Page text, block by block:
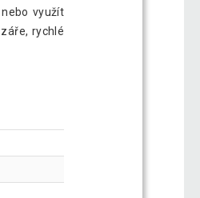
využít
rychlé